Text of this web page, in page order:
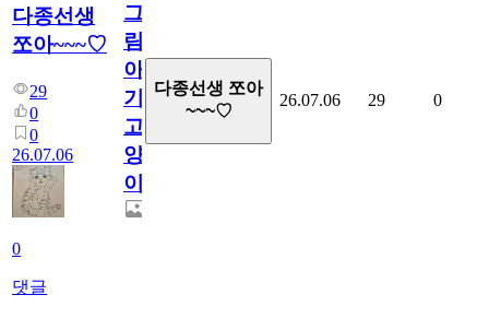
다종선생
쪼아~~~♡
29
0
0
26.07.06
0
댓글
그
림...
아
기
고
양
이
다종선생 쪼아
~~~♡
26.07.06 29 0